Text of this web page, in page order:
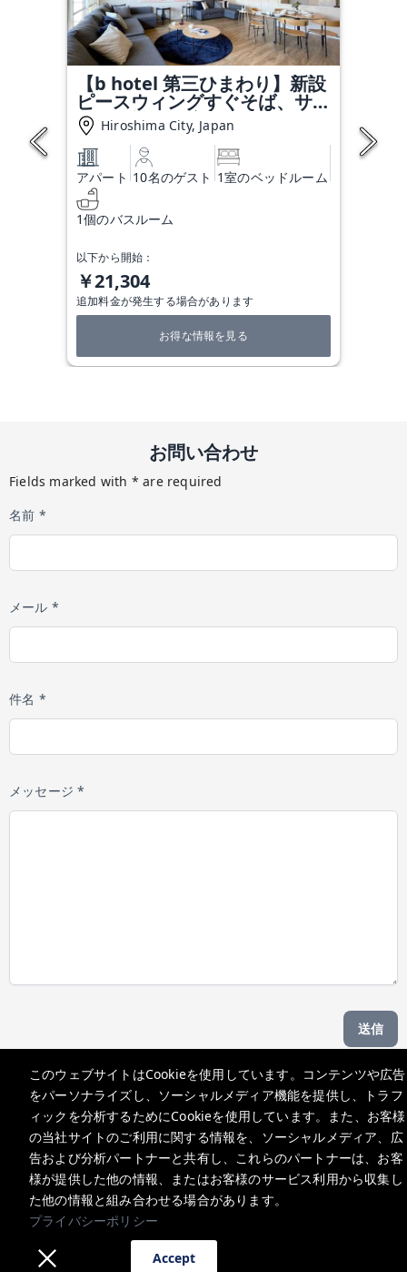
このウェブサイトはCookieを使用しています。コンテンツや広告
をパーソナライズし、ソーシャルメディア機能を提供し、トラフ
ィックを分析するためにCookieを使用しています。また、お客様
の当社サイトのご利用に関する情報を、ソーシャルメディア、広
告および分析パートナーと共有し、これらのパートナーは、お客
様が提供した他の情報、またはお客様のサービス利用から収集し
た他の情報と組み合わせる場合があります。
プライバシーポリシー
Accept
【b hotel 第三ひまわり】新設
ピースウィングすぐそば、サッ
カー観戦に最適アクセス 54
Hiroshima City, Japan
アパート 10名のゲスト 1室のベッドルーム
1個のバスルーム
以下から開始：
￥21,304
追加料金が発生する場合があります
お得な情報を見る
お問い合わせ
Fields marked with * are required
名前 *
メール *
件名 *
メッセージ *
送信
Managed by b hotel
support@bhoteljp.com
+815053584635
プライバシーポリシー